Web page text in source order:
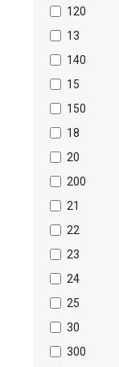
120
13
140
15
150
18
20
200
21
22
23
24
25
30
300